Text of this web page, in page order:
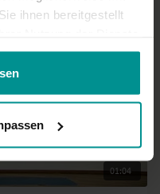
ihnen bereitgestellt
01:04